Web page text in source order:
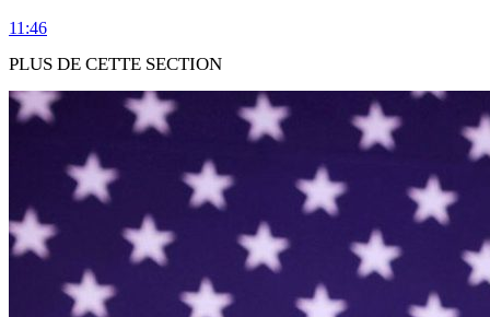
11:46
PLUS DE CETTE SECTION